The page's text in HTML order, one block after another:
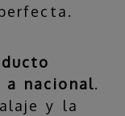
nacional.
y la